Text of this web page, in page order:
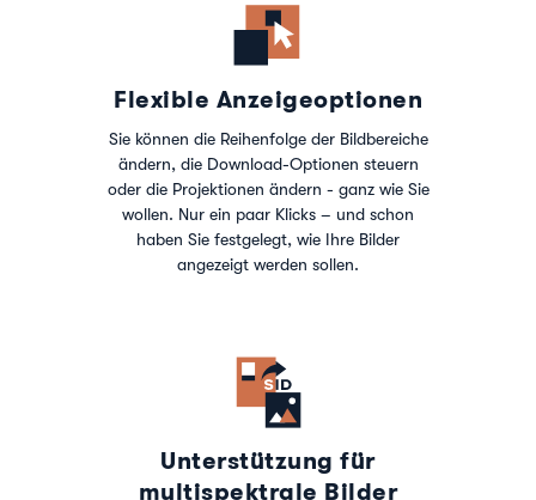
Flexible Anzeigeoptionen
Sie können die Reihenfolge der Bildbereiche
ändern, die Download-Optionen steuern
oder die Projektionen ändern - ganz wie Sie
wollen. Nur ein paar Klicks – und schon
haben Sie festgelegt, wie Ihre Bilder
angezeigt werden sollen.
Unterstützung für
multispektrale Bilder